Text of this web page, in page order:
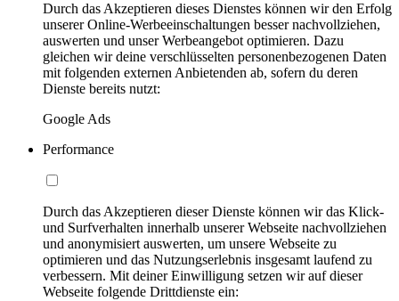
Durch das Akzeptieren dieses Dienstes können wir den Erfolg
unserer Online-Werbeeinschaltungen besser nachvollziehen,
auswerten und unser Werbeangebot optimieren. Dazu
gleichen wir deine verschlüsselten personenbezogenen Daten
mit folgenden externen Anbietenden ab, sofern du deren
Dienste bereits nutzt:
Google Ads
Performance
Durch das Akzeptieren dieser Dienste können wir das Klick-
und Surfverhalten innerhalb unserer Webseite nachvollziehen
und anonymisiert auswerten, um unsere Webseite zu
optimieren und das Nutzungserlebnis insgesamt laufend zu
verbessern. Mit deiner Einwilligung setzen wir auf dieser
Webseite folgende Drittdienste ein: